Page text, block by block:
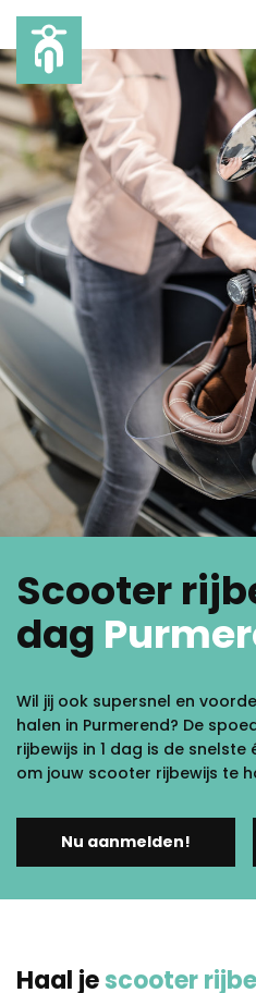
Scooter
dag
Wil jij ook supersnel en
halen in Purmerend? De
rijbewijs in 1 dag is de
om jouw scooter rijbewijs te
Nu aanmelden!
Haal jescooter